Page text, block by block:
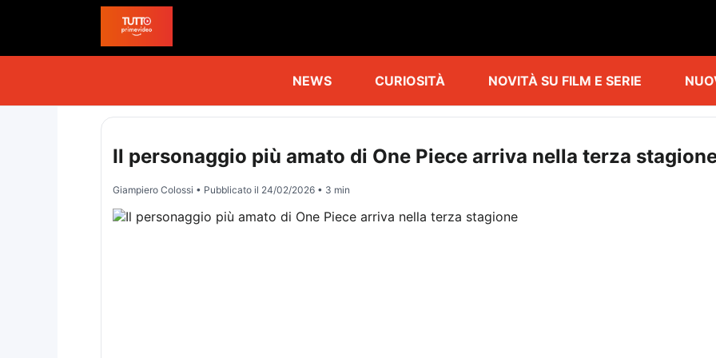
NEWS CURIOSITÀ NOVITÀ SU FILM E SERIE
Il personaggio più amato di One Piece arriva nella terza
Giampiero Colossi • Pubblicato il 24/02/2026• 3 min